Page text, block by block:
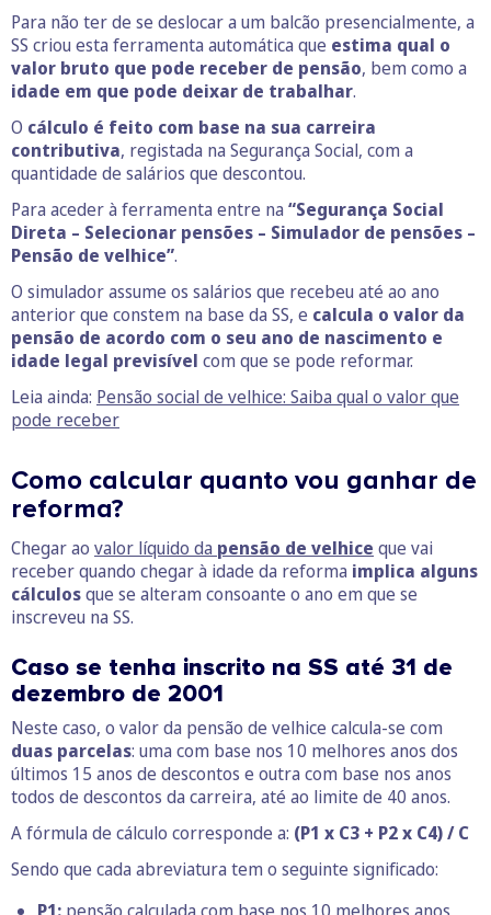
Para não ter de se deslocar a um balcão presencialmente, a
SS criou esta ferramenta automática que estima qual o
valor bruto que pode receber de pensão, bem como a
idade em que pode deixar de trabalhar.
O cálculo é feito com base na sua carreira
contributiva, registada na Segurança Social, com a
quantidade de salários que descontou.
Para aceder à ferramenta entre na “Segurança Social
Direta – Selecionar pensões – Simulador de pensões –
Pensão de velhice”.
O simulador assume os salários que recebeu até ao ano
anterior que constem na base da SS, e calcula o valor da
pensão de acordo com o seu ano de nascimento e
idade legal previsível com que se pode reformar.
Leia ainda: Pensão social de velhice: Saiba qual o valor que
pode receber
Como calcular quanto vou ganhar de
reforma?
Chegar ao valor líquido da pensão de velhice que vai
receber quando chegar à idade da reforma implica alguns
cálculosque se alteram consoante o ano em que se
inscreveu na SS.
Caso se tenha inscrito na SS até 31 de
dezembro de 2001
Neste caso, o valor da pensão de velhice calcula-se com
duas parcelas: uma com base nos 10 melhores anos dos
últimos 15 anos de descontos e outra com base nos anos
todos de descontos da carreira, até ao limite de 40 anos.
A fórmula de cálculo corresponde a: (P1 x C3 + P2 x C4) / C
Sendo que cada abreviatura tem o seguinte significado: